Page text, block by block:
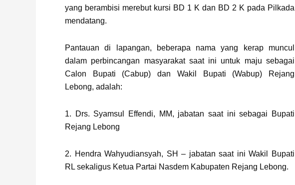
yang berambisi merebut kursi BD 1 K dan BD 2 K pada Pilkada
mendatang.
Pantauan di lapangan, beberapa nama yang kerap muncul
dalam perbincangan masyarakat saat ini untuk maju sebagai
Calon Bupati (Cabup) dan Wakil Bupati (Wabup) Rejang
Lebong, adalah:
1. Drs. Syamsul Effendi, MM, jabatan saat ini sebagai Bupati
Rejang Lebong
2. Hendra Wahyudiansyah, SH – jabatan saat ini Wakil Bupati
RL sekaligus Ketua Partai Nasdem Kabupaten Rejang Lebong.